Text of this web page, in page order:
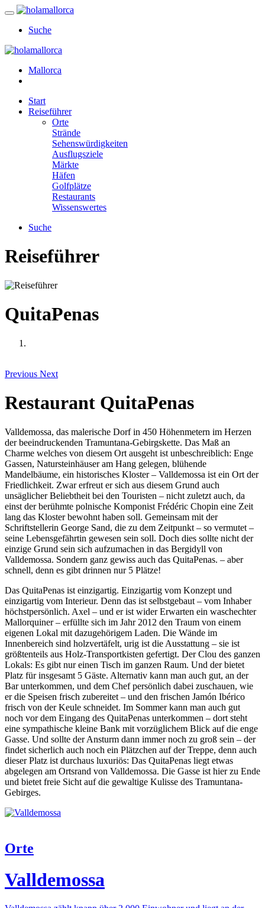
Suche
Mallorca
Start
Reiseführer
Orte
Strände
Sehenswürdigkeiten
Ausflugsziele
Märkte
Häfen
Golfplätze
Restaurants
Wissenswertes
Suche
Reiseführer
QuitaPenas
Previous Next
Restaurant QuitaPenas
Valldemossa, das malerische Dorf in 450 Höhenmetern im Herzen
der beeindruckenden Tramuntana-Gebirgskette. Das Maß an
Charme welches von diesem Ort ausgeht ist unbeschreiblich: Enge
Gassen, Natursteinhäuser am Hang gelegen, blühende
Mandelbäume, ein historisches Kloster – Valldemossa ist ein Ort der
Friedlichkeit. Zwar erfreut er sich aus diesem Grund auch
unsäglicher Beliebtheit bei den Touristen – nicht zuletzt auch, da
einst der berühmte polnische Komponist Frédéric Chopin eine Zeit
lang das Kloster bewohnt haben soll. Gemeinsam mit der
Schriftstellerin George Sand, die zu dem Zeitpunkt – so vermutet –
seine Lebensgefährtin gewesen sein soll. Doch dies sollte nicht der
einzige Grund sein sich aufzumachen in das Bergidyll von
Valldemossa. Sondern ganz gewiss auch das QuitaPenas. – aber
schnell, denn es gibt drinnen nur 5 Plätze!
Das QuitaPenas ist einzigartig. Einzigartig vom Konzept und
einzigartig vom Interieur. Denn das ist selbstgebaut – vom Inhaber
höchstpersönlich. Axel – und er ist wider Erwarten ein waschechter
Mallorquiner – erfüllte sich im Jahr 2012 den Traum von einem
eigenen Lokal mit dazugehörigem Laden. Die Wände im
Innenbereich sind holzvertäfelt, urig ist die Ausstattung – sie ist
größtenteils aus Holz-Transportkisten gefertigt. Der Clou des ganzen
Lokals: Es gibt nur einen Tisch im ganzen Raum. Und der bietet
Platz für insgesamt 5 Gäste. Alternativ kann man auch gut, an der
Bar unterkommen, und dem Chef persönlich dabei zuschauen, wie
er die Speisen frisch zubereitet – und den frischen Jamón Ibérico
frisch von der Keule schneidet. Im Sommer kann man auch gut
noch vor dem Eingang des QuitaPenas unterkommen – dort steht
eine sympathische kleine Bank mit vorzüglichem Blick auf die enge
Gasse. Und sollte der Ansturm dann immer noch zu groß sein – der
findet sicherlich auch noch ein Plätzchen auf der Treppe, denn auch
dieser Platz ist durchaus luxuriös: Das QuitaPenas liegt etwas
abgelegen am Ortsrand von Valldemossa. Die Gasse ist hier zu Ende
und bietet freie Sicht auf die gewaltige Kulisse des Tramuntana-
Gebirges.
Orte
Valldemossa